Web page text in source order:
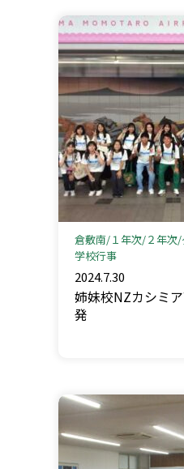
倉敷南 １年次 ２年次
学校行事
2024.7.30
姉妹校NZカシミ
発